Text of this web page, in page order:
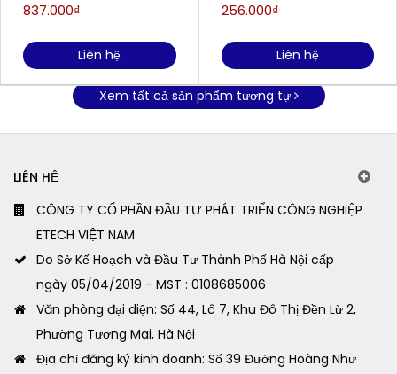
837.000₫
Liên hệ
256.000₫
Liên hệ
Xem tất cả sản phẩm tương tự
LIÊN HỆ
CÔNG TY CỔ PHẦN ĐẦU TƯ PHÁT TRIỂN CÔNG NGHIỆP
ETECH VIỆT NAM
Do Sở Kế Hoạch và Đầu Tư Thành Phố Hà Nội cấp
ngày 05/04/2019 - MST : 0108685006
Văn phòng đại diện: Số 44, Lô 7, Khu Đô Thị Đền Lừ 2,
Phường Tương Mai, Hà Nội
Địa chỉ đăng ký kinh doanh: Số 39 Đường Hoàng Như